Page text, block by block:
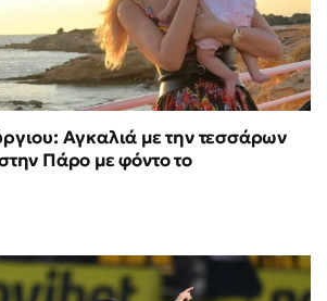
Αγκαλιά με την τεσσάρων
Πάρο με φόντο το